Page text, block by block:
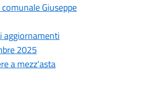
Giuseppe
aggiornamenti
2025
a mezz'asta